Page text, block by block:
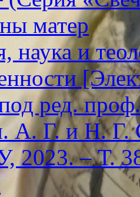
матер
наука и
ред.
А. Г. и Н. Г.
2023. – Т.